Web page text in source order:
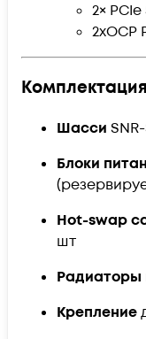
2×
2xOCP
Комплектация
Шасси
Блоки
Hot-swap
шт
Радиаторы
Крепление